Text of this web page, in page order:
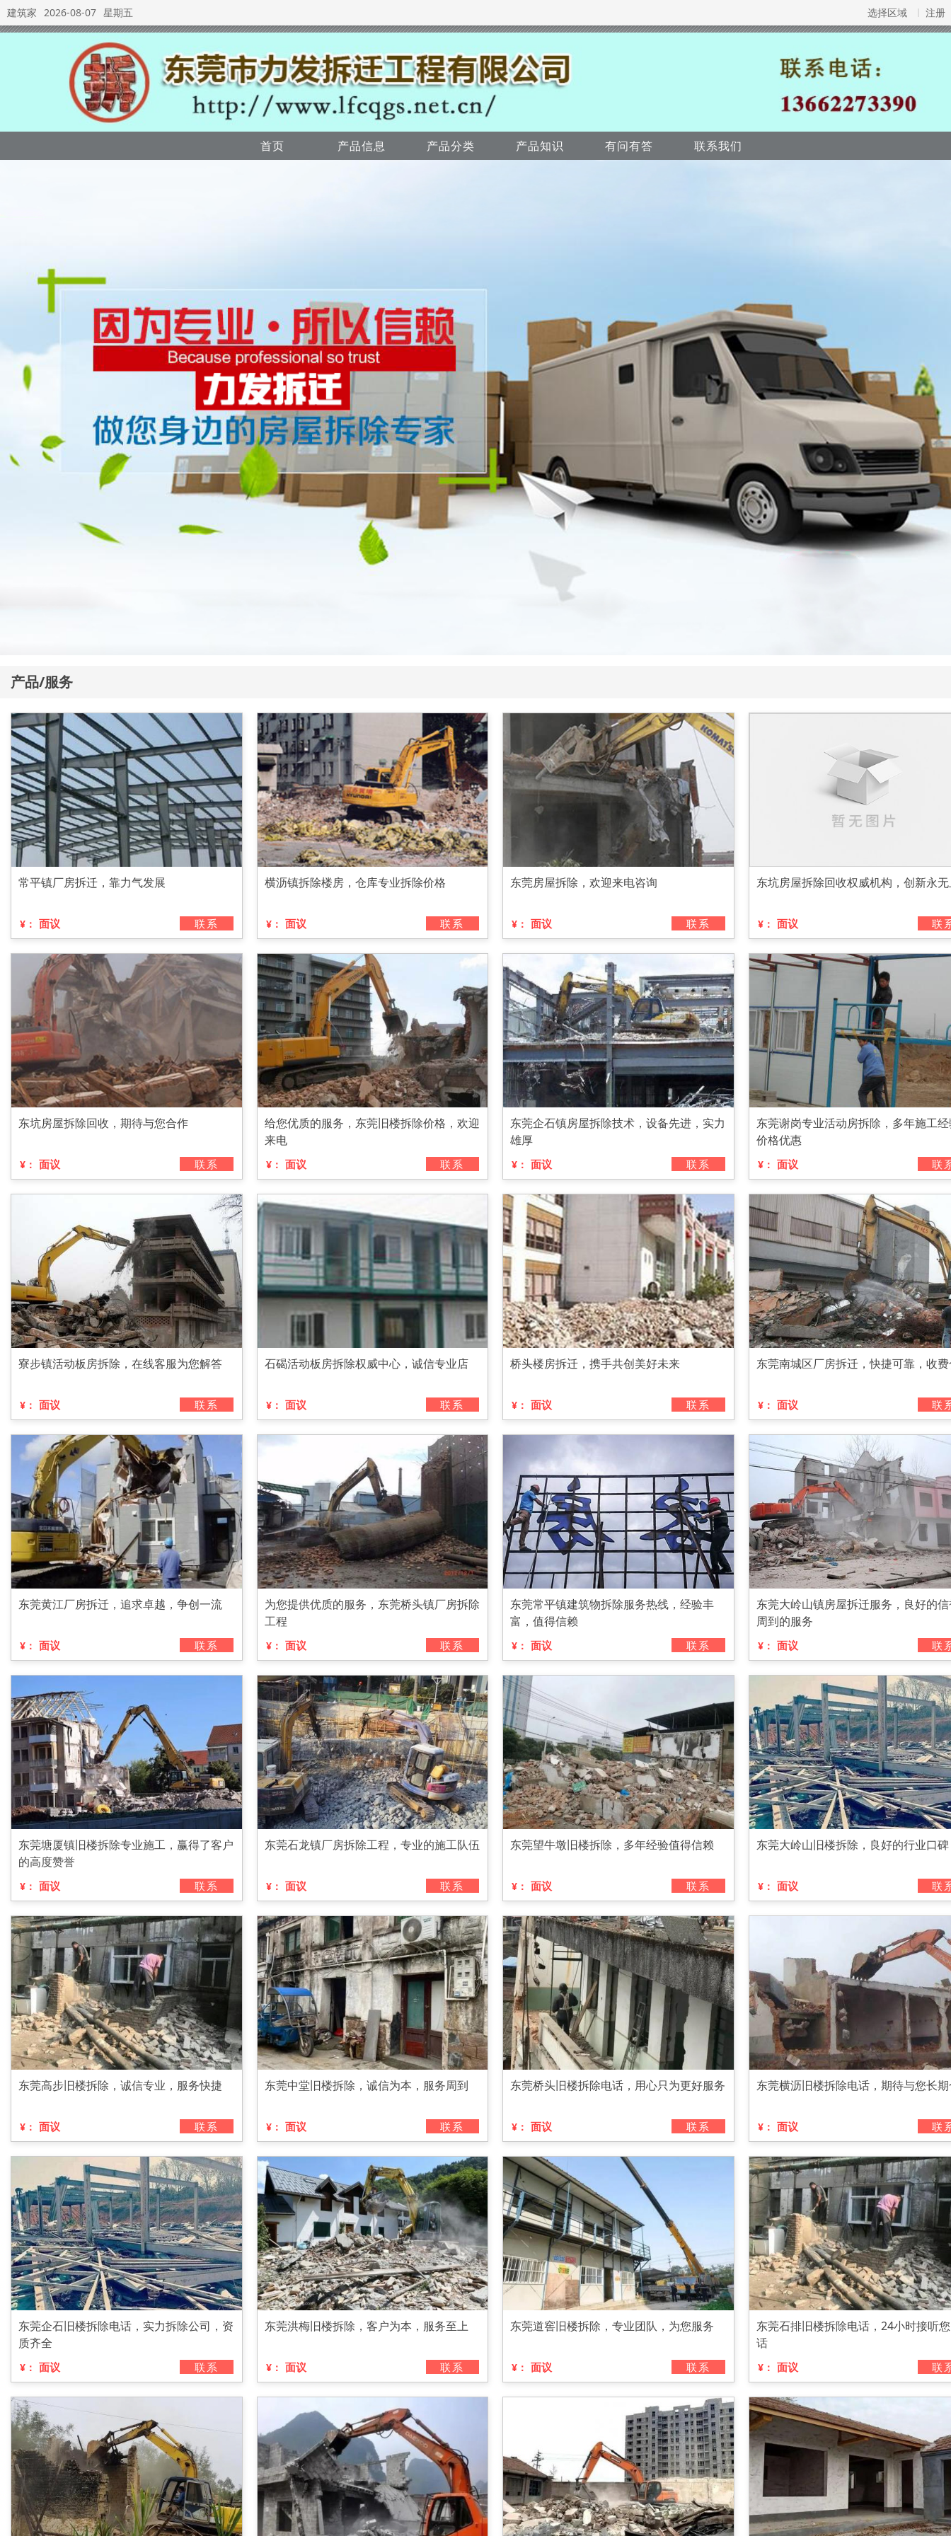
建筑家 2026-08-07 星期五 选择区域 注册
首页 产品信息 产品分类 产品知识 有问有答 联系我们
产品/服务
常平镇厂房拆迁，靠力气发展
¥： 面议 联系
横沥镇拆除楼房，仓库专业拆除价格
¥： 面议 联系
东莞房屋拆除，欢迎来电咨询
¥： 面议 联系
东坑房屋拆除回收权威机构，创新永
¥： 面议 联
东坑房屋拆除回收，期待与您合作
¥： 面议 联系
给您优质的服务，东莞旧楼拆除价格，欢迎
来电
¥： 面议 联系
东莞企石镇房屋拆除技术，设备先进，实力
雄厚
¥： 面议 联系
东莞谢岗专业活动房拆除，多年施工
价格优惠
¥： 面议 联
寮步镇活动板房拆除，在线客服为您解答
¥： 面议 联系
石碣活动板房拆除权威中心，诚信专业店
¥： 面议 联系
桥头楼房拆迁，携手共创美好未来
¥： 面议 联系
东莞南城区厂房拆迁，快捷可靠，收
¥： 面议 联
东莞黄江厂房拆迁，追求卓越，争创一流
¥： 面议 联系
为您提供优质的服务，东莞桥头镇厂房拆除
工程
¥： 面议 联系
东莞常平镇建筑物拆除服务热线，经验丰
富，值得信赖
¥： 面议 联系
东莞大岭山镇房屋拆迁服务，良好的
周到的服务
¥： 面议 联
东莞塘厦镇旧楼拆除专业施工，赢得了客户
的高度赞誉
¥： 面议 联系
东莞石龙镇厂房拆除工程，专业的施工队伍
¥： 面议 联系
东莞望牛墩旧楼拆除，多年经验值得信赖
¥： 面议 联系
东莞大岭山旧楼拆除，良好的行业口碑
¥： 面议 联
东莞高步旧楼拆除，诚信专业，服务快捷
¥： 面议 联系
东莞中堂旧楼拆除，诚信为本，服务周到
¥： 面议 联系
东莞桥头旧楼拆除电话，用心只为更好服务
¥： 面议 联系
东莞横沥旧楼拆除电话，期待与您长
¥： 面议 联
东莞企石旧楼拆除电话，实力拆除公司，资
质齐全
¥： 面议 联系
东莞洪梅旧楼拆除，客户为本，服务至上
¥： 面议 联系
东莞道窖旧楼拆除，专业团队，为您服务
¥： 面议 联系
东莞石排旧楼拆除电话，24小时接听
话
¥： 面议 联